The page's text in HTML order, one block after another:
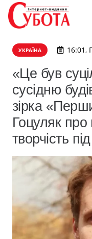
УКРАЇНА 16:01,
«Це був
сусідню
зірка
Гоцуляк
творчість